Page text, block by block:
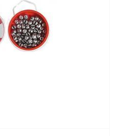
PRODUIT